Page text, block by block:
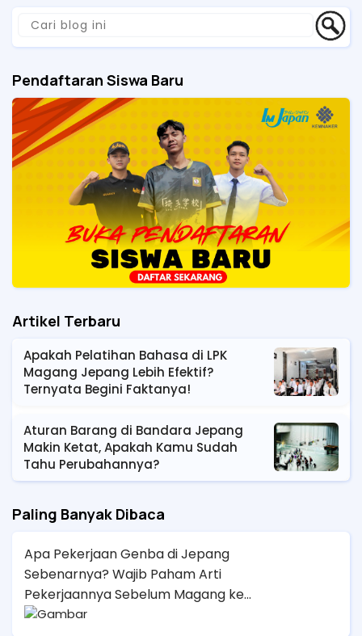
Pendaftaran Siswa Baru
Artikel Terbaru
Apakah Pelatihan Bahasa di LPK
Magang Jepang Lebih Efektif?
Ternyata Begini Faktanya!
Aturan Barang di Bandara Jepang
Makin Ketat, Apakah Kamu Sudah
Tahu Perubahannya?
Paling Banyak Dibaca
Apa Pekerjaan Genba di Jepang
Sebenarnya? Wajib Paham Arti
Pekerjaannya Sebelum Magang ke
Sana!